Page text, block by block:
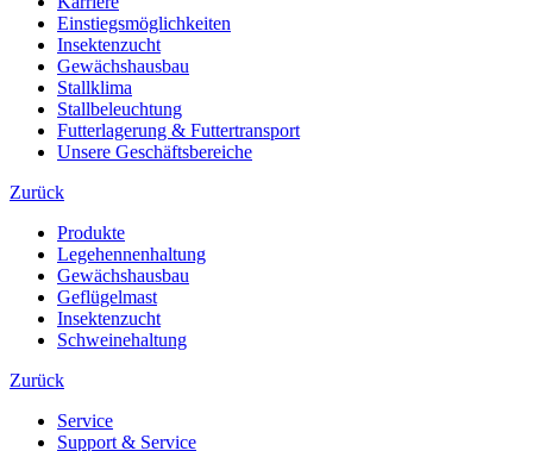
Einstiegsmöglichkeiten
Insektenzucht
Gewächshausbau
Stallklima
Stallbeleuchtung
Futterlagerung & Futtertransport
Unsere Geschäftsbereiche
Zurück
Produkte
Legehennenhaltung
Gewächshausbau
Geflügelmast
Insektenzucht
Schweinehaltung
Zurück
Service
Support & Service